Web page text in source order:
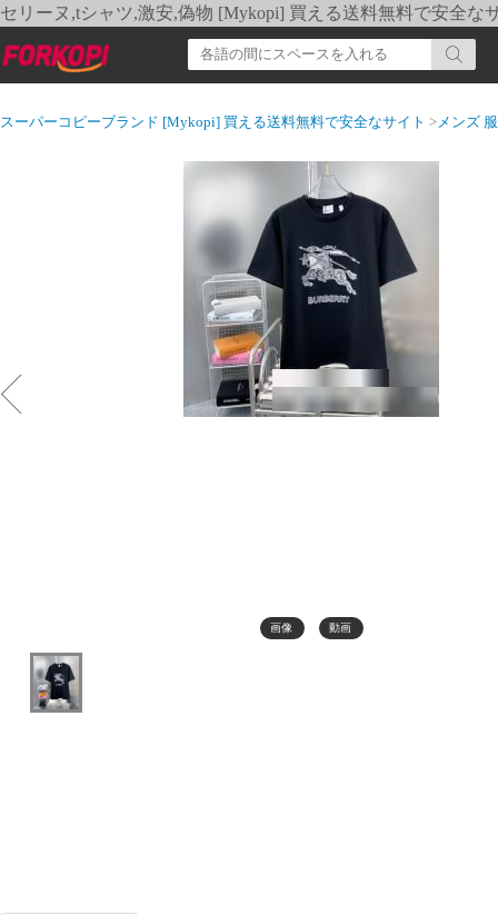
セリーヌ,tシャツ,激安,偽物 [Mykopi] 買える送料無料で安全な
スーパーコピーブランド [Mykopi] 買える送料無料で安全なサイト >メンズ 服
画像 動画